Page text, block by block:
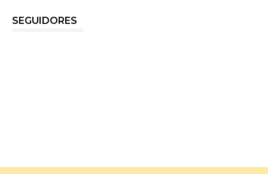
SEGUIDORES